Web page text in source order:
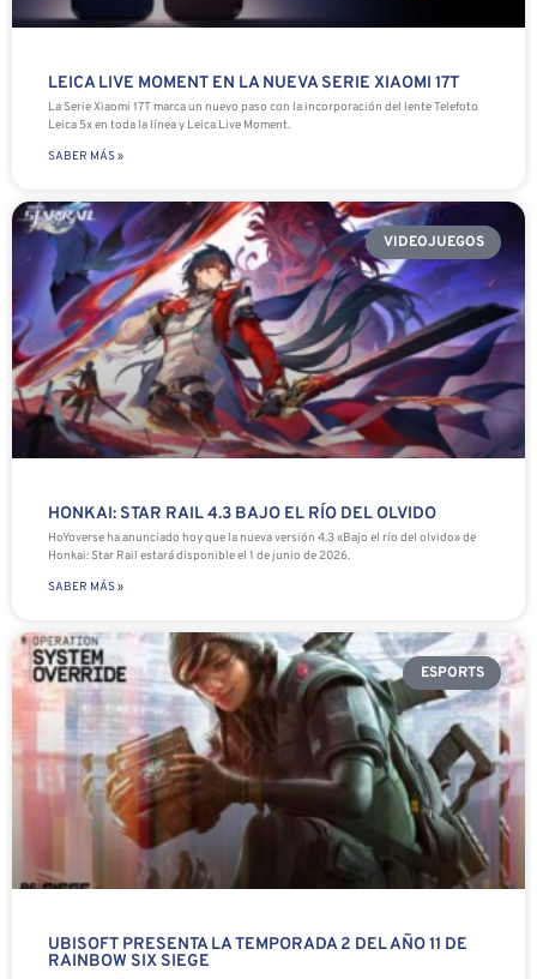
LEICA LIVE MOMENT EN LA NUEVA SERIE XIAOMI 17T
La Serie Xiaomi 17T marca un nuevo paso con la incorporación del lente Telefoto
Leica 5x en toda la línea y Leica Live Moment.
SABER MÁS »
VIDEOJUEGOS
HONKAI: STAR RAIL 4.3 BAJO EL RÍO DEL OLVIDO
HoYoverse ha anunciado hoy que la nueva versión 4.3 «Bajo el río del olvido» de
Honkai: Star Rail estará disponible el 1 de junio de 2026.
SABER MÁS »
ESPORTS
UBISOFT PRESENTA LA TEMPORADA 2 DEL AÑO 11 DE
RAINBOW SIX SIEGE